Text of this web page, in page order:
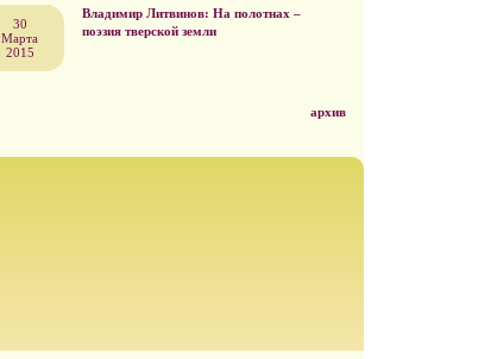
30
Марта
2015
Владимир Литвинов: На полотнах –
поэзия тверской земли
архив